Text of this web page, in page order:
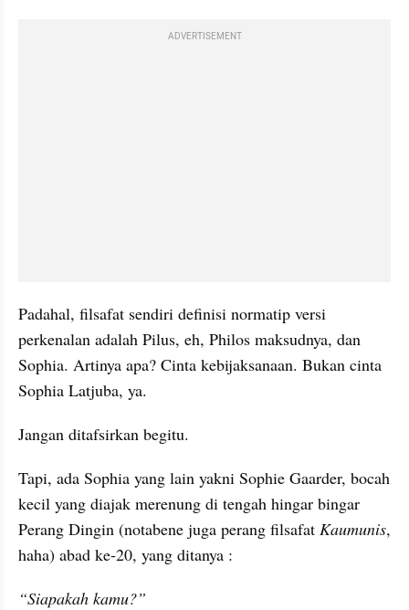
ADVERTISEMENT
Padahal, filsafat sendiri definisi normatip versi
perkenalan adalah Pilus, eh, Philos maksudnya, dan
Sophia. Artinya apa? Cinta kebijaksanaan. Bukan cinta
Sophia Latjuba, ya.
Jangan ditafsirkan begitu.
Tapi, ada Sophia yang lain yakni Sophie Gaarder, bocah
kecil yang diajak merenung di tengah hingar bingar
Perang Dingin (notabene juga perang filsafat Kaumunis,
haha) abad ke-20, yang ditanya :
“Siapakah kamu?”